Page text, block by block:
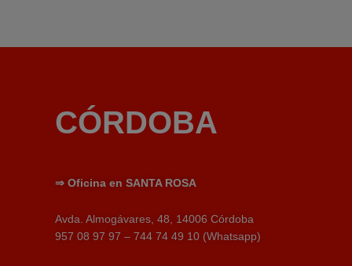
CÓRDOBA
⇒ Oficina en SANTA ROSA
Avda. Almogávares, 48, 14006 Córdoba
957 08 97 97 – 744 74 49 10 (Whatsapp)